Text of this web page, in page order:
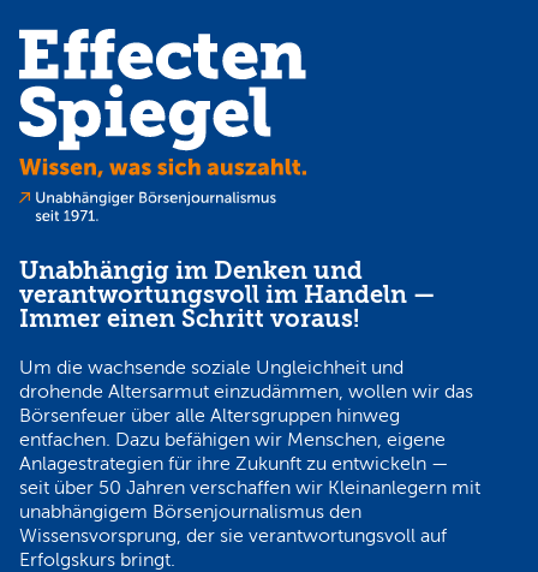
Unabhängig im Denken und
verantwortungsvoll im Handeln —
Immer einen Schritt voraus!
Um die wachsende soziale Ungleichheit und
drohende Altersarmut einzudämmen, wollen wir das
Börsenfeuer über alle Altersgruppen hinweg
entfachen. Dazu befähigen wir Menschen, eigene
Anlagestrategien für ihre Zukunft zu entwickeln —
seit über 50 Jahren verschaffen wir Kleinanlegern mit
unabhängigem Börsenjournalismus den
Wissensvorsprung, der sie verantwortungsvoll auf
Erfolgskurs bringt.